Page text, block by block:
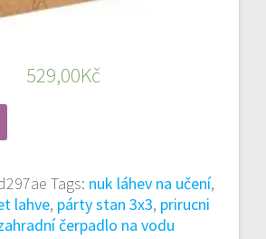
529,00Kč
Tags: nuk láhev na učení,
lahve, párty stan 3x3, prirucni
čerpadlo na vodu